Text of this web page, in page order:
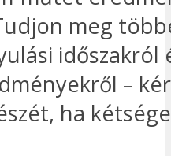
meg
időszakról
–
ha